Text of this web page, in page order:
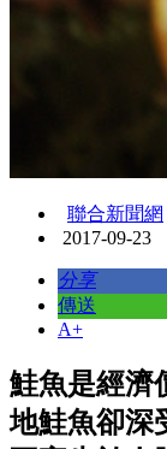
聯合新聞網
2017-09-23
分享
傳送
A+
鮭魚是經濟
地鮭魚卻深